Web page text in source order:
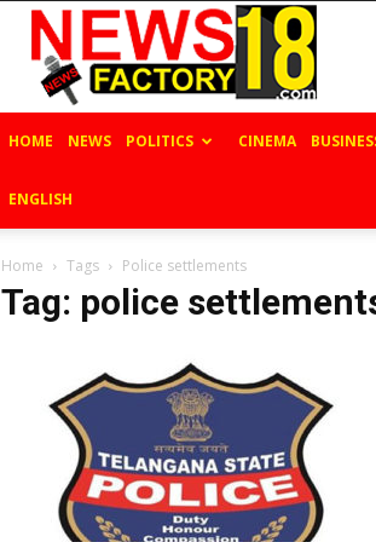
News
Factory
18
HOME NEWS POLITICS CINEMA
ENGLISH
Home Tags Police settlements
Tag: police